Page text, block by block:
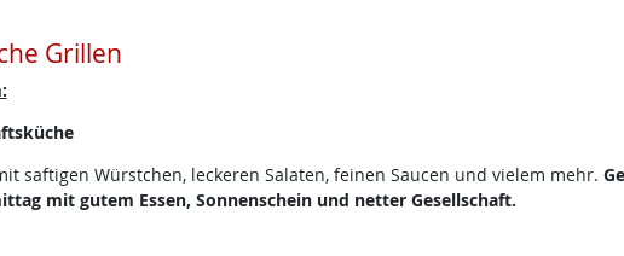
Grillen
saftigen Würstchen, leckeren Salaten, feinen Saucen und vielem mehr.
mit gutem Essen, Sonnenschein und netter Gesellschaft.